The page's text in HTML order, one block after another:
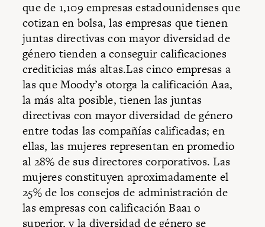
que de 1,109 empresas estadounidenses que
cotizan en bolsa, las empresas que tienen
juntas directivas con mayor diversidad de
género tienden a conseguir calificaciones
crediticias más altas.Las cinco empresas a
las que Moody’s otorga la calificación Aaa,
la más alta posible, tienen las juntas
directivas con mayor diversidad de género
entre todas las compañías calificadas; en
ellas, las mujeres representan en promedio
al 28% de sus directores corporativos. Las
mujeres constituyen aproximadamente el
25% de los consejos de administración de
las empresas con calificación Baa1 o
superior, y la diversidad de género se